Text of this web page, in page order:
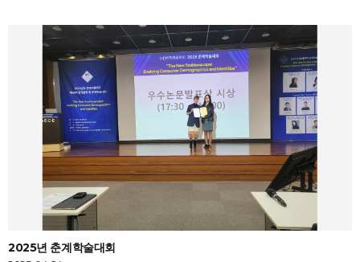
2025년 춘계학술대회